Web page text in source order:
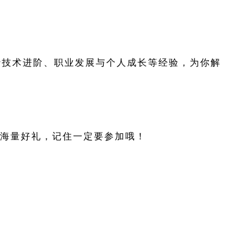
术进阶、职业发展与个人成长等经验，为你解
量好礼，记住一定要参加哦！